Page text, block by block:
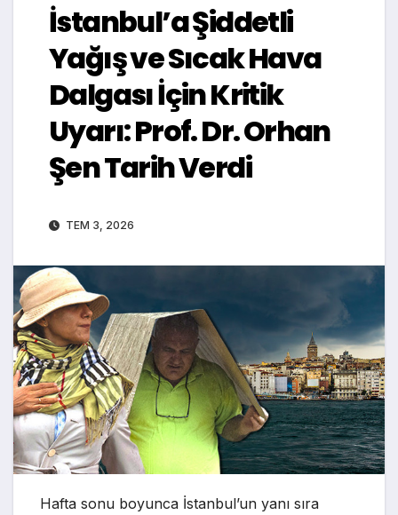
İstanbul’a Şiddetli
Yağış ve Sıcak Hava
Dalgası İçin Kritik
Uyarı: Prof. Dr. Orhan
Şen Tarih Verdi
TEM 3, 2026
Hafta sonu boyunca İstanbul’un yanı sıra